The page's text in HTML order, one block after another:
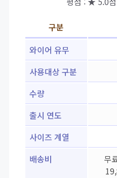
구분
와이어 유무
사용대상 구분
수량
출시 연도
사이즈 계열
배송비
무